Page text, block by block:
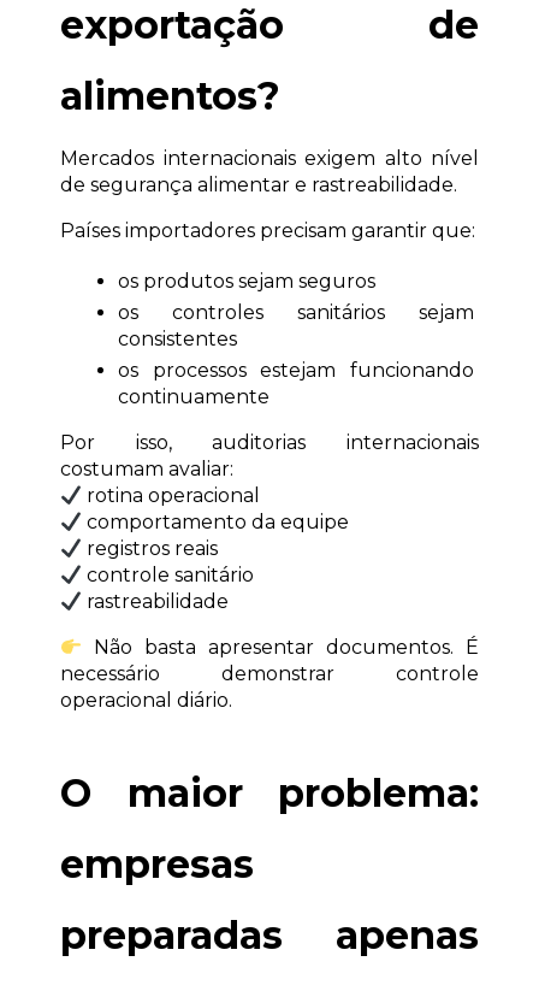
exportação de
alimentos?
Mercados internacionais exigem alto nível
de segurança alimentar e rastreabilidade.
Países importadores precisam garantir que:
os produtos sejam seguros
os controles sanitários sejam
consistentes
os processos estejam funcionando
continuamente
Por isso, auditorias internacionais
costumam avaliar:
rotina operacional
comportamento da equipe
registros reais
controle sanitário
rastreabilidade
Não basta apresentar documentos. É
necessário demonstrar controle
operacional diário.
O maior problema:
empresas
preparadas apenas